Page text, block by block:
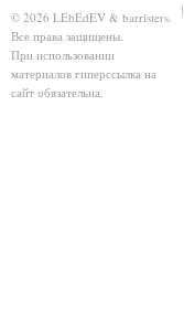
© 2026 LEbEdEV & barristers.
Все права защищены.
При использовании
материалов гиперссылка на
сайт обязательна.